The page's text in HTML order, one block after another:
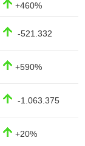
+460%
-521.332
+590%
-1.063.375
+20%